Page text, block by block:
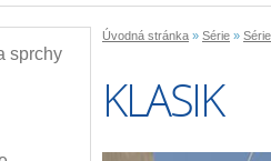
sprchy
Úvodná stránka » Série »
KLASIK